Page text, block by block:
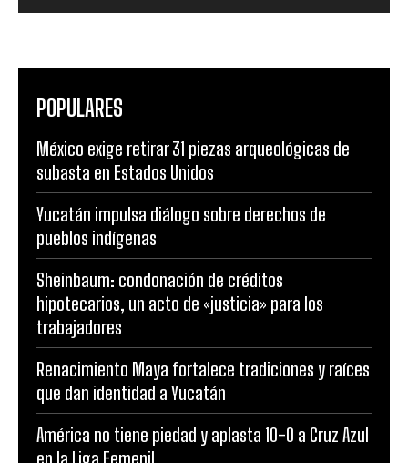
POPULARES
México exige retirar 31 piezas arqueológicas de
subasta en Estados Unidos
Yucatán impulsa diálogo sobre derechos de
pueblos indígenas
Sheinbaum: condonación de créditos
hipotecarios, un acto de «justicia» para los
trabajadores
Renacimiento Maya fortalece tradiciones y raíces
que dan identidad a Yucatán
América no tiene piedad y aplasta 10-0 a Cruz Azul
en la Liga Femenil